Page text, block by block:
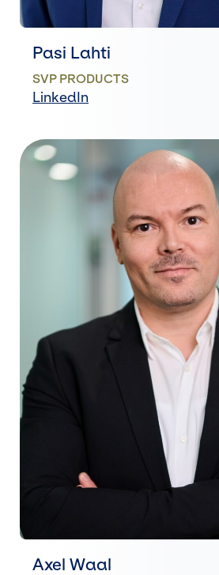
Pasi Lahti
SVP PRODUCTS
LinkedIn
Axel Waal